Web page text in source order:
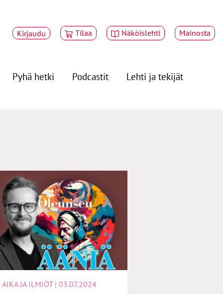
Kirjaudu Tilaa Näköislehti Mainosta
Pyhä hetki Podcastit
Lehti ja tekijät
AIKA JA ILMIÖT | 03.07.2024